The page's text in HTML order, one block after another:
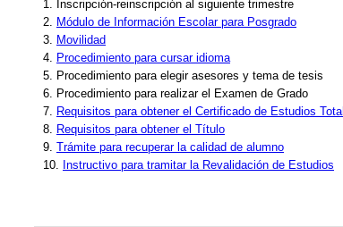
1. Inscripción-reinscripción al siguiente trimestre
2.
Módulo de Información Escolar para Posgrado
3.
Movilidad
4.
Procedimiento para cursar idioma
5. Procedimiento para elegir asesores y tema de tesis
6. Procedimiento para realizar el Examen de Grado
7.
Requisitos para obtener el Certificado de Estudios Total
8.
Requisitos para obtener el Título
9. Trámite para recuperar la calidad de alumno
10.
Instructivo para tramitar la Revalidación de Estudios